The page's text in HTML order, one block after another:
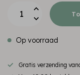
Op voorraad
Gratis verzending